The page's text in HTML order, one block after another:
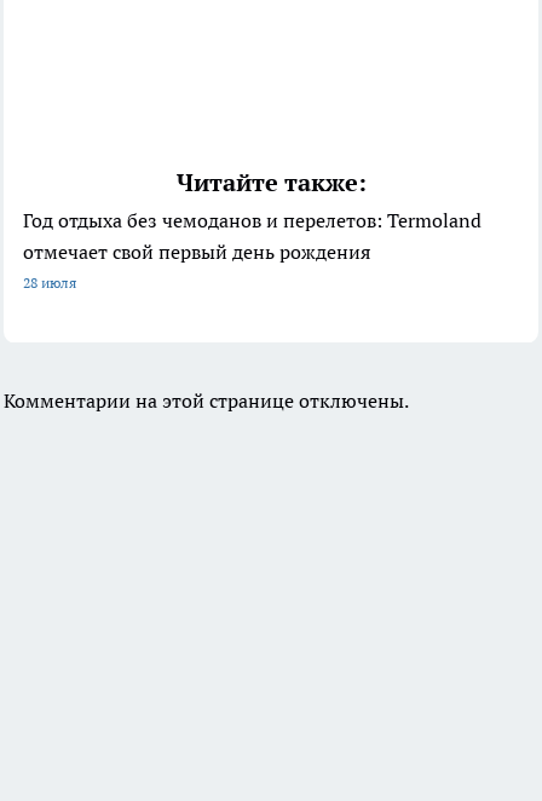
Читайте также:
Год отдыха без чемоданов и перелетов: Termoland
отмечает свой первый день рождения
28 июля
Комментарии на этой странице отключены.